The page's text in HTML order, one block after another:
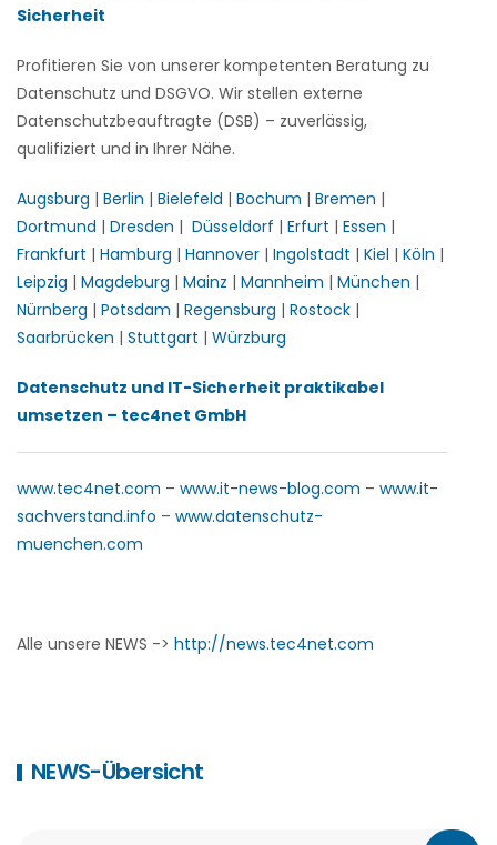
Sicherheit
Profitieren Sie von unserer kompetenten Beratung zu
Datenschutz und DSGVO. Wir stellen externe
Datenschutzbeauftragte (DSB) – zuverlässig,
qualifiziert und in Ihrer Nähe.
Augsburg | Berlin | Bielefeld | Bochum | Bremen |
Dortmund | Dresden | Düsseldorf | Erfurt | Essen |
Frankfurt | Hamburg | Hannover | Ingolstadt | Kiel | Köln |
Leipzig | Magdeburg | Mainz | Mannheim | München |
Nürnberg | Potsdam | Regensburg | Rostock |
Saarbrücken | Stuttgart | Würzburg
Datenschutz und IT-Sicherheit praktikabel
umsetzen – tec4net GmbH
www.tec4net.com – www.it-news-blog.com – www.it-
sachverstand.info – www.datenschutz-
muenchen.com
Alle unsere NEWS -> http://news.tec4net.com
NEWS-Übersicht